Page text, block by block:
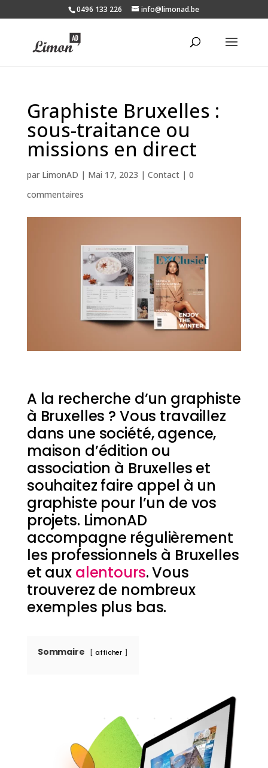
0496 133 226 info@limonad.be
Graphiste Bruxelles :
sous-traitance ou
missions en direct
par LimonAD | Mai 17, 2023 | Contact| 0
commentaires
A la recherche d’un graphiste
à Bruxelles ? Vous travaillez
dans une société, agence,
maison d’édition ou
association à Bruxelles et
souhaitez faire appel à un
graphiste pour l’un de vos
projets. LimonAD
accompagne régulièrement
les professionnels à Bruxelles
et aux alentours. Vous
trouverez de nombreux
exemples plus bas.
Sommaire afficher